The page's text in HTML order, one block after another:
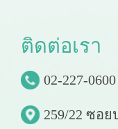
ติดต่อเรา
02-227-0600
259/22 ซอ